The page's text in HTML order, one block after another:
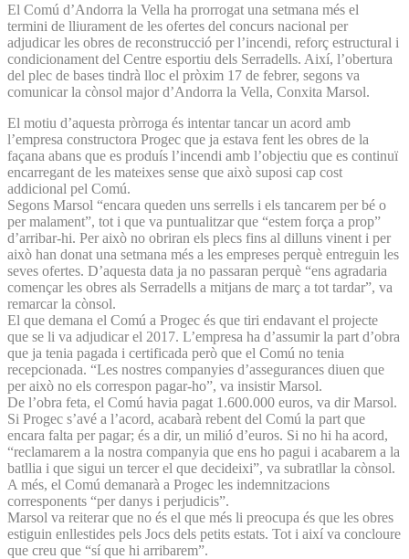
El Comú d’Andorra la Vella ha prorrogat una setmana més el
termini de lliurament de les ofertes del concurs nacional per
adjudicar les obres de reconstrucció per l’incendi, reforç estructural i
condicionament del Centre esportiu dels Serradells. Així, l’obertura
del plec de bases tindrà lloc el pròxim 17 de febrer, segons va
comunicar la cònsol major d’Andorra la Vella, Conxita Marsol.
El motiu d’aquesta pròrroga és intentar tancar un acord amb
l’empresa constructora Progec que ja estava fent les obres de la
façana abans que es produís l’incendi amb l’objectiu que es continuï
encarregant de les mateixes sense que això suposi cap cost
addicional pel Comú.
Segons Marsol “encara queden uns serrells i els tancarem per bé o
per malament”, tot i que va puntualitzar que “estem força a prop”
d’arribar-hi. Per això no obriran els plecs fins al dilluns vinent i per
això han donat una setmana més a les empreses perquè entreguin les
seves ofertes. D’aquesta data ja no passaran perquè “ens agradaria
començar les obres als Serradells a mitjans de març a tot tardar”, va
remarcar la cònsol.
El que demana el Comú a Progec és que tiri endavant el projecte
que se li va adjudicar el 2017. L’empresa ha d’assumir la part d’obra
que ja tenia pagada i certificada però que el Comú no tenia
recepcionada. “Les nostres companyies d’assegurances diuen que
per això no els correspon pagar-ho”, va insistir Marsol.
De l’obra feta, el Comú havia pagat 1.600.000 euros, va dir Marsol.
Si Progec s’avé a l’acord, acabarà rebent del Comú la part que
encara falta per pagar; és a dir, un milió d’euros. Si no hi ha acord,
“reclamarem a la nostra companyia que ens ho pagui i acabarem a la
batllia i que sigui un tercer el que decideixi”, va subratllar la cònsol.
A més, el Comú demanarà a Progec les indemnitzacions
corresponents “per danys i perjudicis”.
Marsol va reiterar que no és el que més li preocupa és que les obres
estiguin enllestides pels Jocs dels petits estats. Tot i així va concloure
que creu que “sí que hi arribarem”.